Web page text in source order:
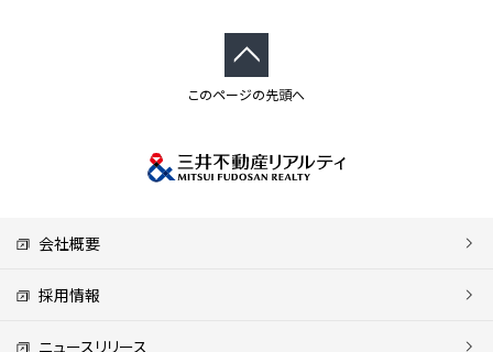
このページの先頭へ
会社概要
採用情報
ニュースリリース